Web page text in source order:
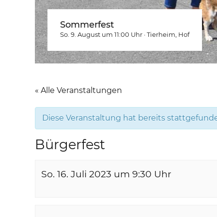
Sommerfest
So. 9. August um 11:00 Uhr ·Tierheim , Hof
« Alle Veranstaltungen
Diese Veranstaltung hat bereits
Bürgerfest
So. 16. Juli 2023 um 9:30 Uhr